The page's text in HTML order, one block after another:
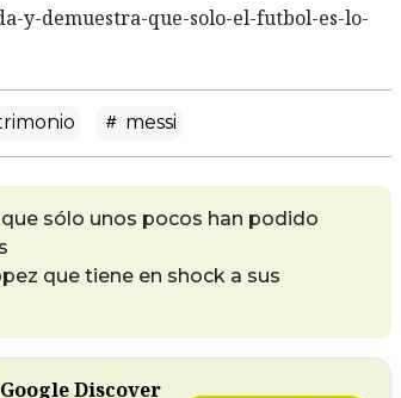
y-demuestra-que-solo-el-futbol-es-lo-
messi
sólo unos pocos han podido
que tiene en shock a sus
Discover